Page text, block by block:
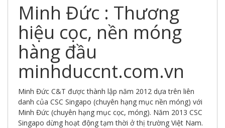
Ứng
dụng
chuyển
đổi
số
Công
nghệ
Thế
giới
số
Minh Đức : Thương
hiệu cọc, nền móng
hàng đầu
minhduccnt.com.vn
Minh Đức C&T được thành lập năm 2012 dựa trên liên
danh của CSC Singapo (chuyên hạng mục nền móng) với
Minh Đức (chuyên hạng mục cọc, móng). Năm 2013 CSC
Singapo dừng hoạt động tạm thời ở thị trường Việt Nam.